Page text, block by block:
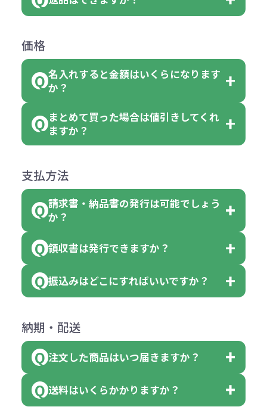
可能です。
但し、ロゴなど名入れ印刷をされる
費用）
ては色指定が出来ません。
れ等分で100個ずつ入って参ります。
（割り切れない場合は数個単位で前
色指定できる商品に付きましては商
品詳細の購入の所で色が選べるよう
になっております。
す。
い。
例えば…
クエアトート」を300個注文した場
クエアトート」は10個単位でしたら
色を指定出来るので、ピンクを100
個、ブルーを90個、イエローを110
【色指定の仕方】
に必要な個数を入力ください。
※10個単位など購入できる単位が決
はまらない数を入力すると、アラー
お客様都合でのキャンセルは、制作
がございます。
ご注文の際は、十分にご確認・ご検
めご了承ください。
ただし下記の場合は承っております
●初期不良または不良品（破損、故
障）の場合
合
●名入れ、オリジナルの内容が異な
っていた場合
または返金にて対応させていただき
ます。
その際不良品については送料着払い
ください。
（商品の状態により、対応が変わる
※不良商品をご返却いただけない場
価格
名入れすると金額はいくらになります
か？
名入れありの場合の代金の計算方法
は下記の通りです。
計算例：
＜1色印刷の場合＞
（提供価格（商品代）+名入れ費用
（印刷代））×枚数+製版代
（提供価格（商品代）+名入れ費用
×色数
※例えば2色印刷の場合には、名入
れ費用が2倍、製版代が2倍必要で
まとめて買った場合は値引きしてくれ
ますか？
商品によりますが、お見積もりさせ
ていただきます。
見積もりサポートから個別でお問い
支払方法
請求書・納品書の発行は可能でしょう
か？
会員様はマイページより各種帳票の
ダウンロードが可能です。
詳しくはこちらはご確認ください。
領収書のダウンロード
領収書は発行できますか？
会員様はマイページより各種帳票の
詳しくはこちらはご確認ください。
領収書のダウンロード
振込みはどこにすればいいですか？
下記口座にお願いします。
■三菱UFJ銀行
小田井支店（おたいしてん）
納期・配送
注文した商品はいつ届きますか？
既製品の場合、ご入金確認後3営業
送料はいくらかかりますか？